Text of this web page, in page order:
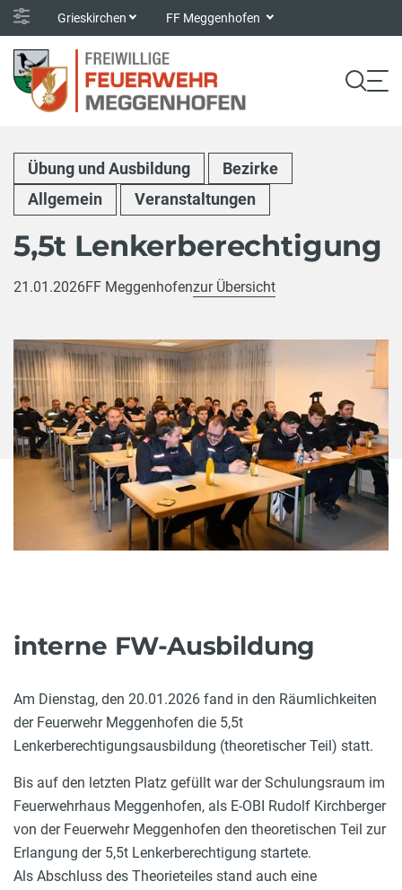
Grieskirchen FF Meggenhofen
Übung und Ausbildung
Bezirke
Allgemein
Veranstaltungen
5,5t Lenkerberechtigung
21.01.2026FF Meggenhofenzur Übersicht
interne FW-Ausbildung
Am Dienstag, den 20.01.2026 fand in den Räumlichkeiten
der Feuerwehr Meggenhofen die 5,5t
Lenkerberechtigungsausbildung (theoretischer Teil) statt.
Bis auf den letzten Platz gefüllt war der Schulungsraum im
Feuerwehrhaus Meggenhofen, als E-OBI Rudolf Kirchberger
von der Feuerwehr Meggenhofen den theoretischen Teil zur
Erlangung der 5,5t Lenkerberechtigung startete.
Als Abschluss des Theorieteiles stand auch eine